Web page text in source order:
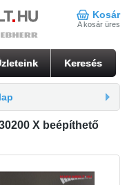
Kosár
A kosár üres
Keresés
X beépíthető